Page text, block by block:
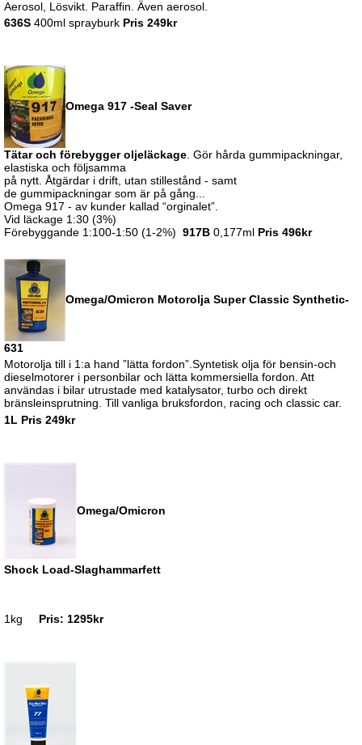
Aerosol, Lösvikt. Paraffin. Även aerosol.
636S 400ml sprayburk Pris 249kr
Omega 917 -Seal Saver
Tätar och förebygger oljeläckage. Gör hårda gummipackningar,
elastiska och följsamma
på nytt. Åtgärdar i drift, utan stillestånd - samt
de gummipackningar som är på gång...
Omega 917 - av kunder kallad “orginalet”.
Vid läckage 1:30 (3%)
Förebyggande 1:100-1:50 (1-2%) 917B 0,177ml Pris 496kr
Omega/Omicron Motorolja Super Classic Synthetic-
631
Motorolja till i 1:a hand ”lätta fordon”.Syntetisk olja för bensin-och
diesel­motorer i personbilar och lätta kommersiella fordon. Att
användas i bilar ut­rustade med katalysator, turbo och direkt
bränsleinsprutning. Till vanliga bruksfordon, racing och classic car.
1L Pris 249kr
Omega/Omicron
Shock Load-Slaghammarfett
1kg Pris: 1295kr